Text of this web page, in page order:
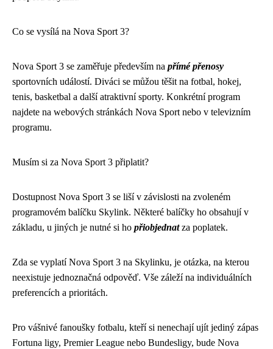
Co se vysílá na Nova Sport 3?
Nova Sport 3 se zaměřuje především na přímé přenosy
sportovních událostí. Diváci se můžou těšit na fotbal, hokej,
tenis, basketbal a další atraktivní sporty. Konkrétní program
najdete na webových stránkách Nova Sport nebo v televizním
programu.
Musím si za Nova Sport 3 připlatit?
Dostupnost Nova Sport 3 se liší v závislosti na zvoleném
programovém balíčku Skylink. Některé balíčky ho obsahují v
základu, u jiných je nutné si ho přiobjednatza poplatek.
Zda se vyplatí Nova Sport 3 na Skylinku, je otázka, na kterou
neexistuje jednoznačná odpověď. Vše záleží na individuálních
preferencích a prioritách.
Pro vášnivé fanoušky fotbalu, kteří si nenechají ujít jediný zápas
Fortuna ligy, Premier League nebo Bundesligy, bude Nova